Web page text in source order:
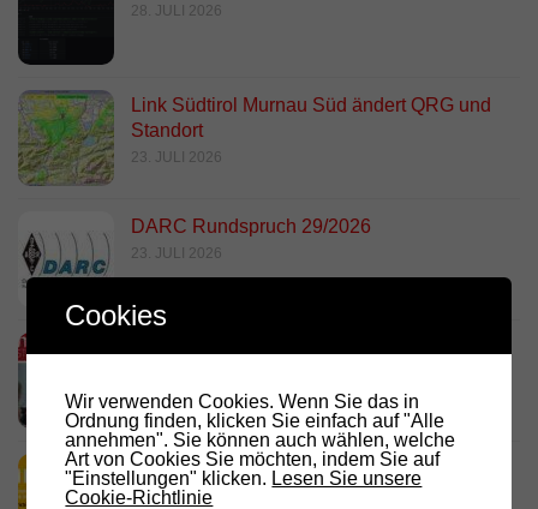
28. JULI 2026
Link Südtirol Murnau Süd ändert QRG und
Standort
23. JULI 2026
DARC Rundspruch 29/2026
23. JULI 2026
18. JULI 2026
HamRadio Friedrichshafen 2026
11. JULI 2026
Cookies
Wir verwenden Cookies. Wenn Sie das in
Ordnung finden, klicken Sie einfach auf "Alle
annehmen". Sie können auch wählen, welche
Art von Cookies Sie möchten, indem Sie auf
"Einstellungen" klicken. Lesen Sie unsere
Cookie-Richtlinie